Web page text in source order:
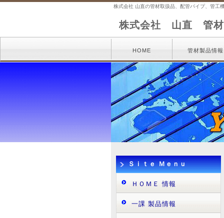
株式会社 山直の管材取扱品、配管パイプ、管工
株式会社 山直 管材
HOME 管材製品情報
Ｓｉｔｅ Ｍｅｎｕ
ＨＯＭＥ 情報
一課 製品情報